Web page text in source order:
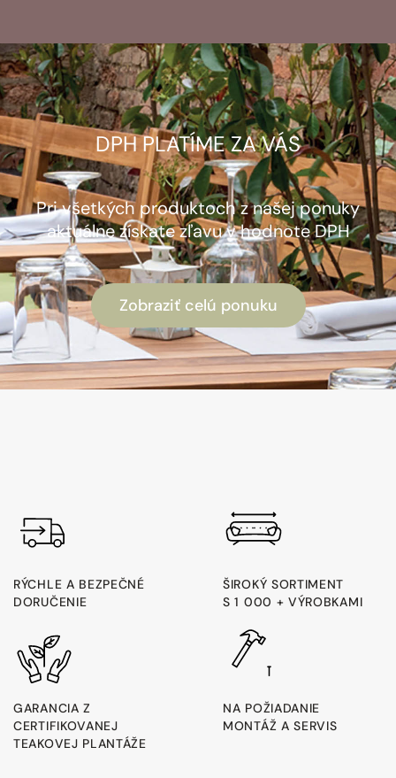
DPH PLATÍME ZA VÁS
Pri všetkých produktoch z našej ponuky
aktuálne získate zľavu v hodnote DPH
Zobraziť celú ponuku
RÝCHLE A BEZPEČNÉ
DORUČENIE
ŠIROKÝ SORTIMENT
S 1 000 + VÝROBKAMI
GARANCIA Z
CERTIFIKOVANEJ
TEAKOVEJ PLANTÁŽE
NA POŽIADANIE
MONTÁŽ A SERVIS